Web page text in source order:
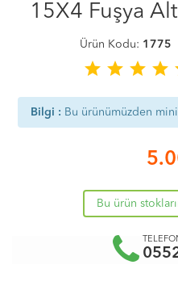
15X4 Fuşya
Ürün Kodu: 1775
star star star star
Bilgi : Bu ürünümüzden
Bu ürün